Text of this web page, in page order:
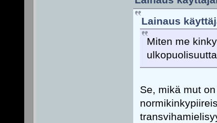
Lainaus
Miten me
Se, mikä mut